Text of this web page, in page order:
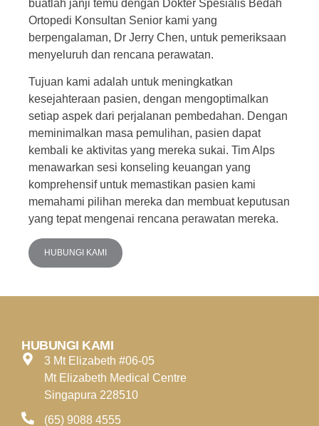
buatlah janji temu dengan Dokter Spesialis Bedah
Ortopedi Konsultan Senior kami yang
berpengalaman, Dr Jerry Chen, untuk pemeriksaan
menyeluruh dan rencana perawatan.
Tujuan kami adalah untuk meningkatkan
kesejahteraan pasien, dengan mengoptimalkan
setiap aspek dari perjalanan pembedahan. Dengan
meminimalkan masa pemulihan, pasien dapat
kembali ke aktivitas yang mereka sukai. Tim Alps
menawarkan sesi konseling keuangan yang
komprehensif untuk memastikan pasien kami
memahami pilihan mereka dan membuat keputusan
yang tepat mengenai rencana perawatan mereka.
HUBUNGI KAMI
HUBUNGI KAMI
3 Mt Elizabeth #06-05
Mt Elizabeth Medical Centre
Singapura 228510
(65) 9088 4555